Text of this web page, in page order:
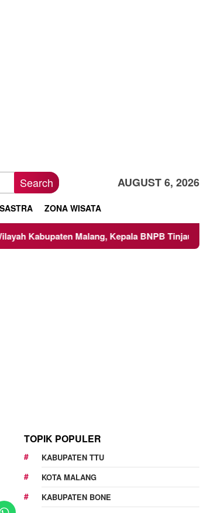
Search AUGUST 6, 2026
SASTRA ZONA WISATA
Malang, Kepala BNPB Tinjau Langsung Lokasi
TOPIK POPULER
KABUPATEN TTU
KOTA MALANG
KABUPATEN BONE